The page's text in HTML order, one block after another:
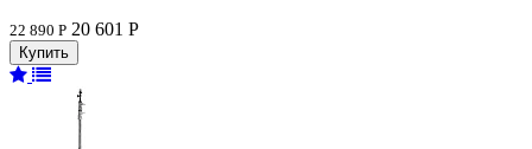
22 890 Р 20 601 Р